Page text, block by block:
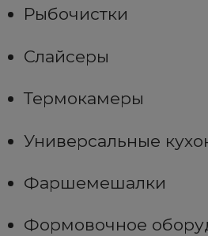
Рыбочистки
Слайсеры
Термокамеры
Универсальные
Фаршемешалки
Формовочное